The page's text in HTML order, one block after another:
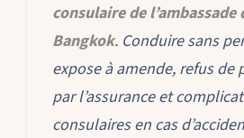
consulaire de l’ambassade
Bangkok. Conduire sans
expose à amende, refus de
par l’assurance et
consulaires en cas